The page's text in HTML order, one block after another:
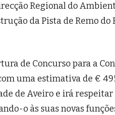
Regional do
da Pista de Remo do
de Concurso para a
uma estimativa de €
de Aveiro e irá respeitar
o às suas novas